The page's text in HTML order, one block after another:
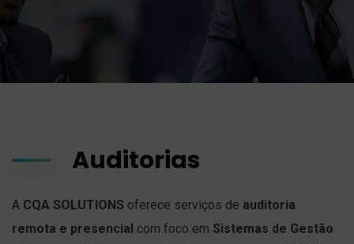
Auditorias
A CQA SOLUTIONS oferece serviços de auditoria
remota e presencial com foco em Sistemas de Gestão